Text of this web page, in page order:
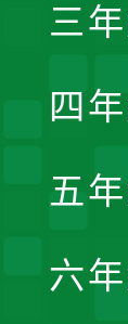
三
四
五
六